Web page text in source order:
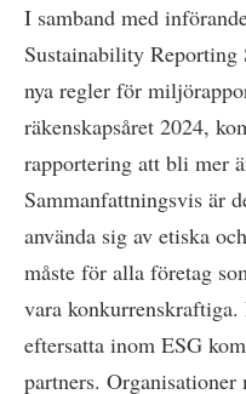
I samband med
Sustainability Reporting
nya regler för
räkenskapsåret 2024,
rapportering att bli mer
Sammanfattningsvis är
använda sig av etiska
måste för alla företag
vara konkurrenskraftiga.
eftersatta inom ESG
partners. Organisationer